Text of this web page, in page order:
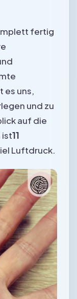
fertig
es uns,
und zu
auf die
ist11
Luftdruck.